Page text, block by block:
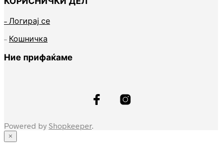
– Логирај се
– Кошничка
Ние прифаќаме
Powered by Shopkeeper.
×